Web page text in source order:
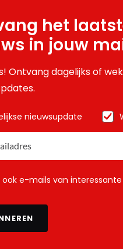
het
in jouw
Ontvang dagelijks of
nieuwsupdate
ook e-mails van